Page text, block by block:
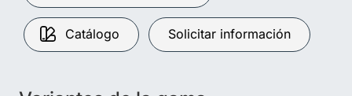
Catálogo Solicitar información